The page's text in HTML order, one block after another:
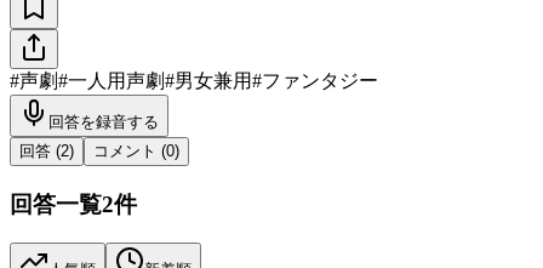
#声劇#一人用声劇#男女兼用#ファンタジー
回答を録音する
回答 (2) コメント (0)
回答一覧2件